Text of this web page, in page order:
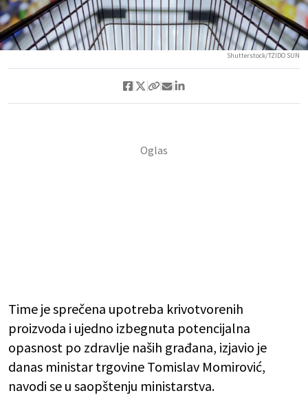
Shutterstock/TZIDO SUN
Time je sprečena upotreba krivotvorenih
proizvoda i ujedno izbegnuta potencijalna
opasnost po zdravlje naših građana, izjavio je
danas ministar trgovine Tomislav Momirović,
navodi se u saopštenju ministarstva.